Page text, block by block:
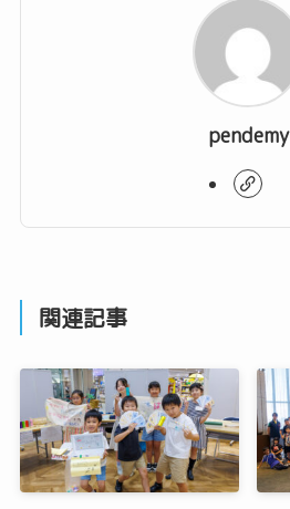
pendemy
関連記事